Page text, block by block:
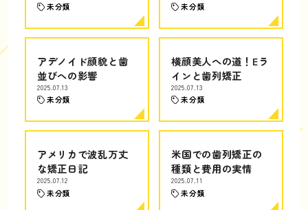
未分類 未分類
アデノイド顔貌と歯
並びへの影響
2025.07.13
未分類
横顔美人への道！Eラ
インと歯列矯正
2025.07.13
未分類
アメリカで波乱万丈
な矯正日記
2025.07.12
未分類
米国での歯列矯正の
種類と費用の実情
2025.07.11
未分類